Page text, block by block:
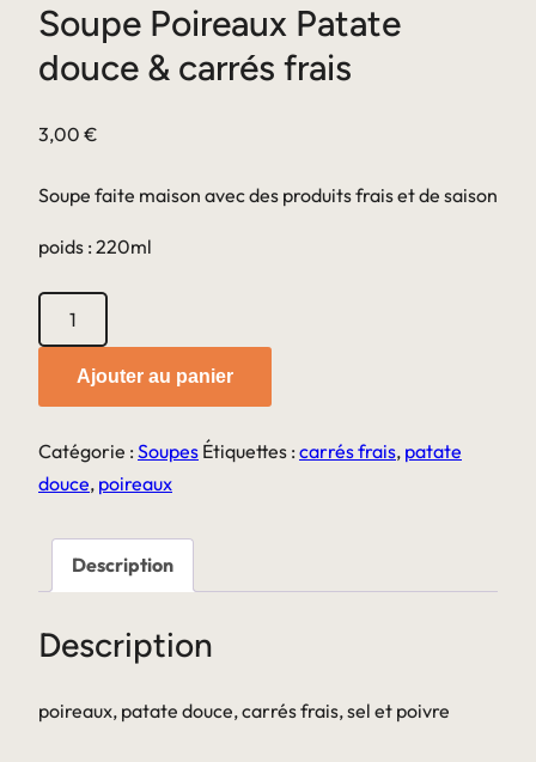
Soupe Poireaux Patate
douce & carrés frais
3,00 €
Soupe faite maison avec des produits frais et de saison
poids : 220ml
quantité
de
Soupe
Poireaux
douce
&
carrés
frais
Ajouter au panier
Catégorie : Soupes Étiquettes : carrés frais, patate
douce, poireaux
Description
Description
poireaux, patate douce, carrés frais, sel et poivre